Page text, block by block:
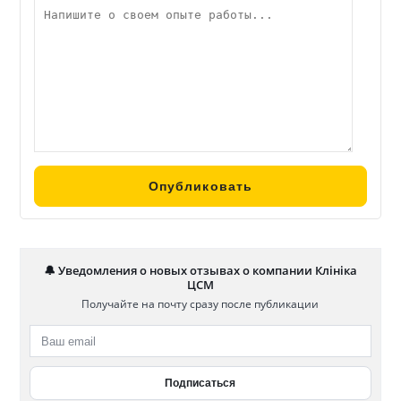
лише турбота про пацієнтів, а й надійний роботодавець,
законодавства та з дотриманням найвищих медичних
стандартів.
Здоров’я — це просто, коли ви з Клінікою ЦСМ.
Запрошуємо вас у клініки ЦСМ у Білій Церкві та Києві!
🔔 Уведомления о новых отзывах о компании Клініка
ЦСМ
Получайте на почту сразу после публикации